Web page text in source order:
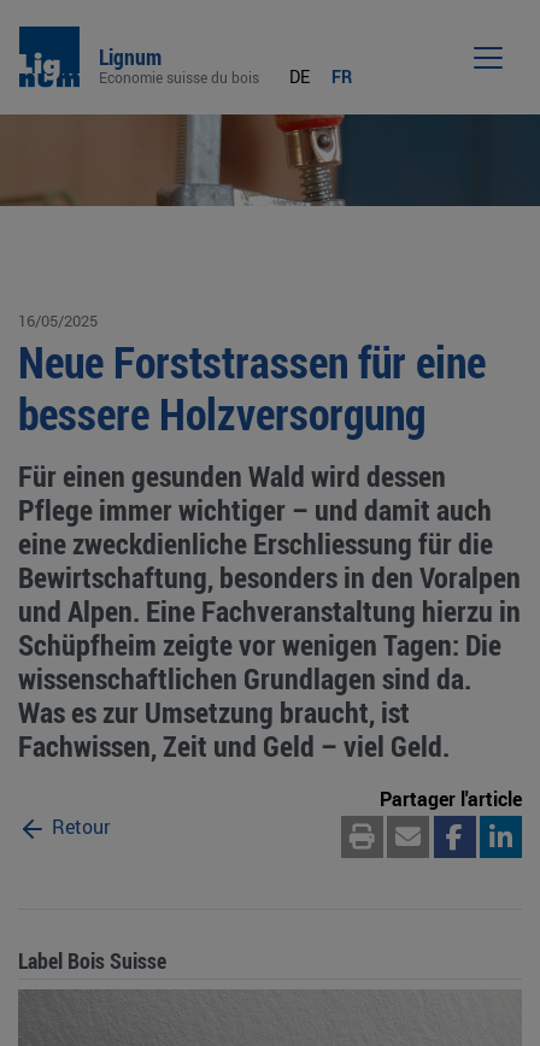
Lignum
Economie suisse du bois DE FR
16/05/2025
Neue Forststrassen für eine
bessere Holzversorgung
Für einen gesunden Wald wird dessen
Pflege immer wichtiger – und damit auch
eine zweckdienliche Erschliessung für die
Bewirtschaftung, besonders in den Voralpen
und Alpen. Eine Fachveranstaltung hierzu in
Schüpfheim zeigte vor wenigen Tagen: Die
wissenschaftlichen Grundlagen sind da.
Was es zur Umsetzung braucht, ist
Fachwissen, Zeit und Geld – viel Geld.
Retour
Partager l'article
Label Bois Suisse